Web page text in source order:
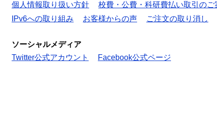
個人情報取り扱い方針
校費・公費・科研費払い取引のご
IPv6への取り組み
お客様からの声 ご注文の取り消し
ソーシャルメディア
Twitter公式アカウント
Facebook公式ページ